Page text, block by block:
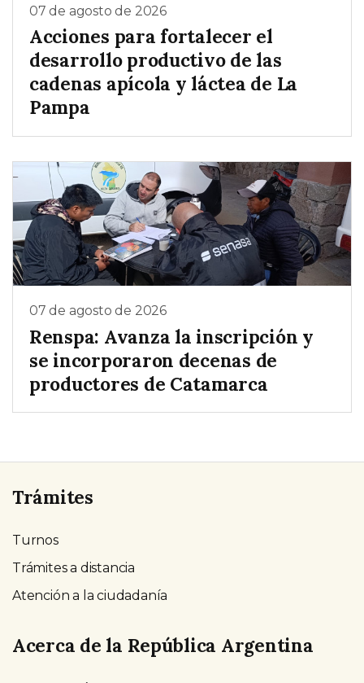
07 de agosto de 2026
Acciones para fortalecer el
desarrollo productivo de las
cadenas apícola y láctea de La
Pampa
07 de agosto de 2026
Renspa: Avanza la inscripción y
se incorporaron decenas de
productores de Catamarca
Trámites
Turnos
Trámites a distancia
Atención a la ciudadanía
Acerca de la República Argentina